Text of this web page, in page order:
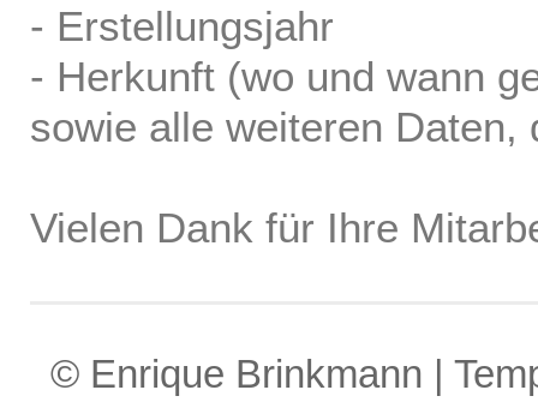
- Erstellungsjahr
- Herkunft (wo und wann
sowie alle weiteren
Vielen Dank für Ihre
© Enrique Brinkmann |